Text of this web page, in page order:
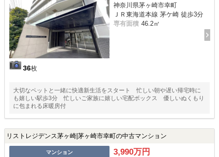
36枚
神奈川県茅ヶ崎市幸町
ＪＲ東海道本線 茅ケ崎 徒歩3分
専有面積 46.2㎡
大切なペットと一緒に快適新生活をスタート 忙しい朝や遅い帰宅時に
も嬉しい駅歩3分 忙しいご家族に嬉しい宅配ボックス 優しいぬくもり
に包まれる床暖房付
リストレジデンス茅ヶ崎|茅ヶ崎市幸町の中古マンション
マンション 3,990万円